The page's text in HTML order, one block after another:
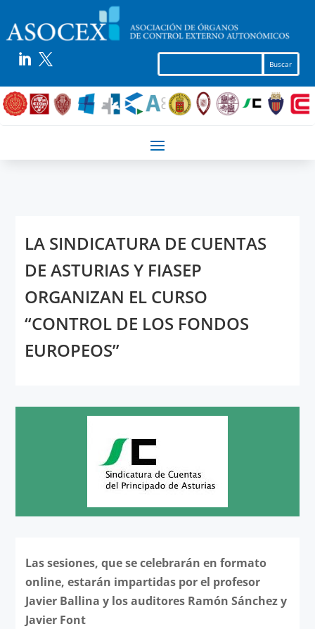
 
LA SINDICATURA DE CUENTAS
DE ASTURIAS Y FIASEP
ORGANIZAN EL CURSO
“CONTROL DE LOS FONDOS
EUROPEOS”
Las sesiones, que se celebrarán en formato
online, estarán impartidas por el profesor
Javier Ballina y los auditores Ramón Sánchez y
Javier Font